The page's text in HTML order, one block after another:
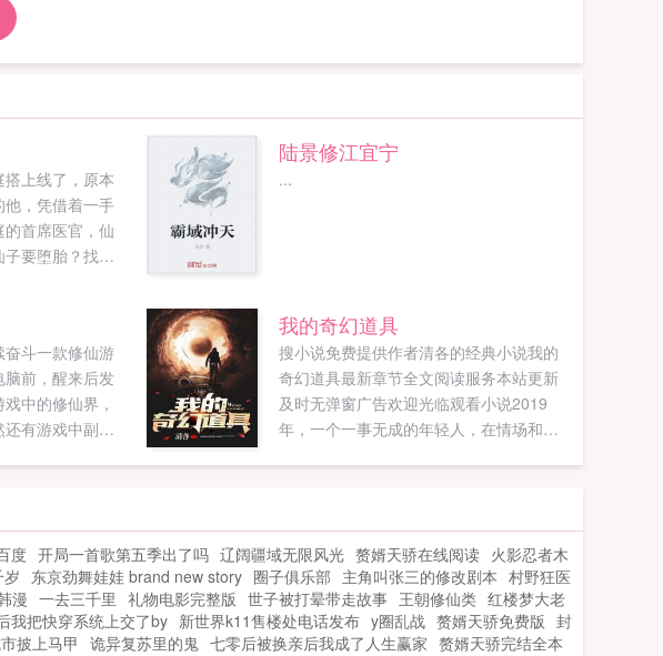
上线了，原本
，凭借着一手
首席医官，仙
要堕胎？找我
陆景修江宜宁
...
斗一款修仙游
前，醒来后发
中的修仙界，
有游戏中副本
我的奇幻道具
搜小说免费提供作者清各的经典小说我的
奇幻道具最新章节全文阅读服务本站更新
及时无弹窗广告欢迎光临观看小说2019
年，一个一事无成的年轻人，在情场和职
无穷银行卡，从而改变自己的命运。...
度 开局一首歌第五季出了吗 辽阔疆域无限风光 赘婿天骄在线阅读 火影忍者木
岁 东京劲舞娃娃 brand new story 圈子俱乐部 主角叫张三的修改剧本 村野狂医
漫 一去三千里 礼物电影完整版 世子被打晕带走故事 王朝修仙类 红楼梦大老
我把快穿系统上交了by 新世界k11售楼处电话发布 y圈乱战 赘婿天骄免费版 封
披上马甲 诡异复苏里的鬼 七零后被换亲后我成了人生赢家 赘婿天骄完结全本